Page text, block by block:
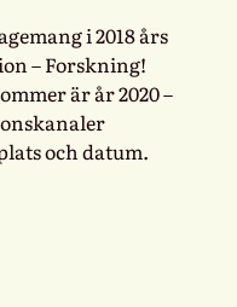
i 2018 års
– Forskning!
är år 2020 –
och datum.